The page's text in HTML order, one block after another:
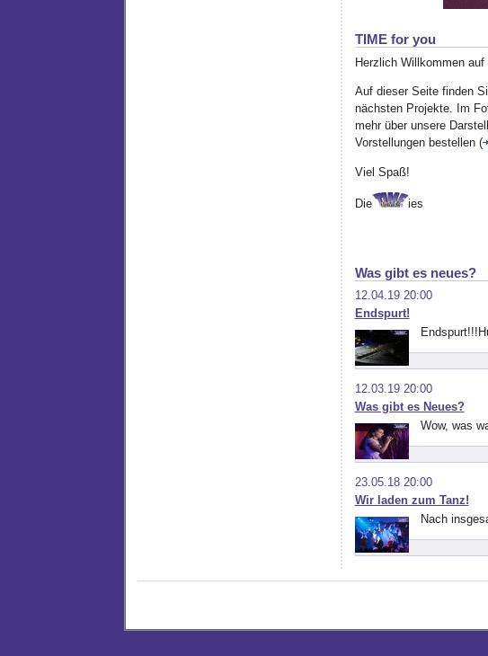
TIME for you
Herzlich Willkommen
Auf dieser Seite finden
nächsten Projekte. Im
mehr über unsere
Vorstellungen bestellen (
Viel Spaß!
Die ies
Was gibt es neues?
12.04.19 20:00
Endspurt!
12.03.19 20:00
Was gibt es Neues?
Wow, was
23.05.18 20:00
Wir laden zum Tanz!
Nach